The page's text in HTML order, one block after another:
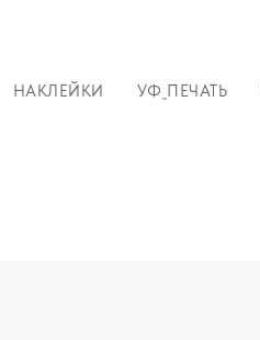
НАКЛЕЙКИ УФ_ПЕЧАТЬ